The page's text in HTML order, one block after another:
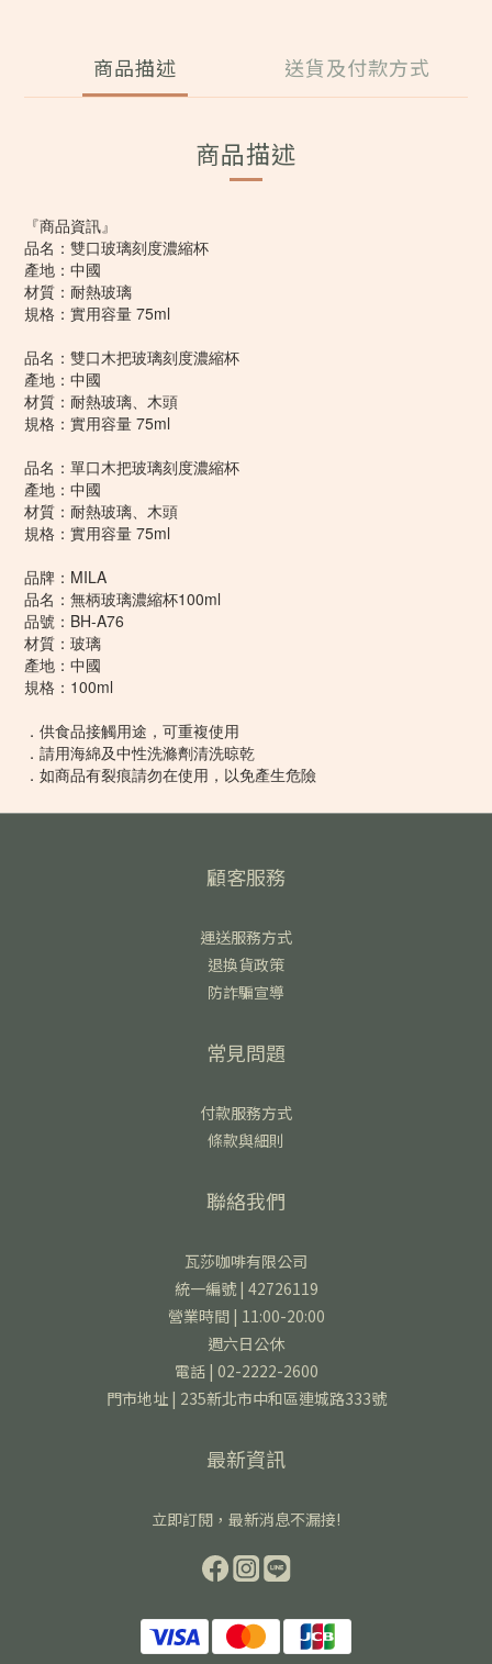
商品描述 送貨及付款方式
商品描述
『商品資訊』
品名：雙口玻璃刻度濃縮杯
產地：中國
材質：耐熱玻璃
規格：實用容量 75ml
品名：雙口木把玻璃刻度濃縮杯
產地：中國
材質：耐熱玻璃、木頭
規格：實用容量 75ml
品名：單口木把玻璃刻度濃縮杯
產地：中國
材質：耐熱玻璃、木頭
規格：實用容量 75ml
品牌：MILA
品名：無柄玻璃濃縮杯100ml
品號：BH-A76
材質：玻璃
產地：中國
規格：100ml
．供食品接觸用途，可重複使用
．請用海綿及中性洗滌劑清洗晾乾
．如商品有裂痕請勿在使用，以免產生危險
顧客服務
運送服務方式
退換貨政策
防詐騙宣導
常見問題
付款服務方式
條款與細則
聯絡我們
瓦莎咖啡有限公司
統一編號 | 42726119
營業時間 | 11:00-20:00
週六日公休
電話 | 02-2222-2600
門市地址 | 235新北市中和區連城路333號
最新資訊
立即訂閱，最新消息不漏接!